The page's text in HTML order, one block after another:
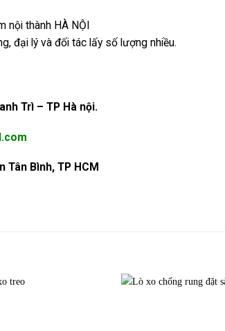
nội thành HÀ NỘI
đại lý và đối tác lấy số lượng nhiều.
Trì – TP Hà nội.
Tân Bình, TP HCM